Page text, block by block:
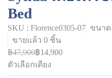
Bed
SKU : Florence0305-07 ขนาด
ขายแล้ว 0 ชิ้น
฿47,900฿14,900
ตัวเลือกเตียง